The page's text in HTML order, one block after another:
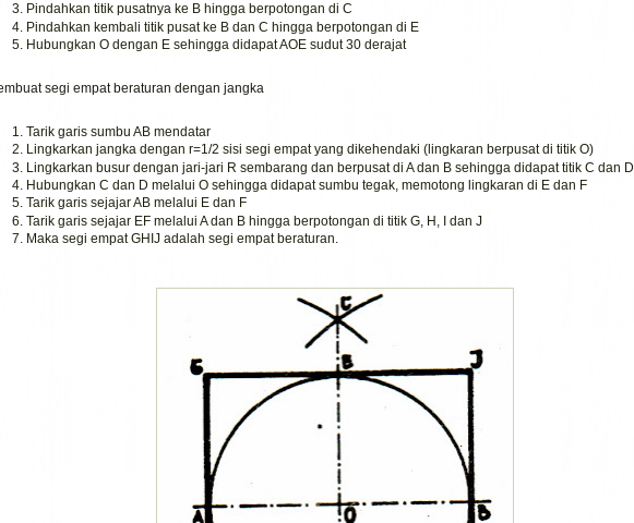
Pindahkan titik pusatnya ke B hingga berpotongan di C
Pindahkan kembali titik pusat ke B dan C hingga berpotongan di E
Hubungkan O dengan E sehingga didapat AOE sudut 30 derajat
segi empat beraturan dengan jangka
Tarik garis sumbu AB mendatar
Lingkarkan jangka dengan r=1/2 sisi segi empat yang dikehendaki (lingkaran berpusat di titik O)
Lingkarkan busur dengan jari-jari R sembarang dan berpusat di A dan B sehingga didapat titik C dan D
Hubungkan C dan D melalui O sehingga didapat sumbu tegak, memotong lingkaran di E dan F
Tarik garis sejajar AB melalui E dan F
Tarik garis sejajar EF melalui A dan B hingga berpotongan di titik G, H, I dan J
Maka segi empat GHIJ adalah segi empat beraturan.